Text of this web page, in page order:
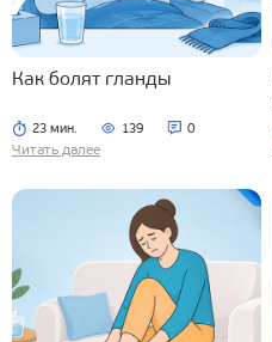
Как болят гланды
23 мин. 139 0
Читать далее